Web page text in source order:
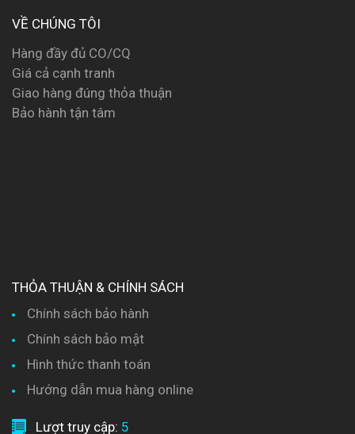
VỀ CHÚNG TÔI
Hàng đầy đủ CO/CQ
Giá cả cạnh tranh
Giao hàng đúng thỏa thuận
Bảo hành tận tâm
THỎA THUẬN & CHÍNH SÁCH
Chính sách bảo hành
Chính sách bảo mật
Hình thức thanh toán
Hướng dẫn mua hàng online
Lượt truy cập: 5